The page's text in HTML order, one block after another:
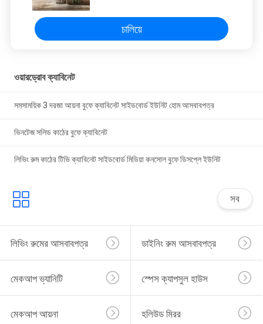
চালিয়ে
ওয়ারড্রোব ক্যাবিনেট
সমসাময়িক 3 দরজা আয়না বুফে ক্যাবিনেট সাইডবোর্ড ইউনিট হোম আসবাবপত্র
ভিনটেজ সলিড কাঠের বুফে ক্যাবিনেট
লিভিং রুম কাঠের টিভি ক্যাবিনেট সাইডবোর্ড মিডিয়া কনসোল বুফে ডিসপ্লে ইউনিট
সব
লিভিং রুমের আসবাবপত্র ডাইনিং রুম আসবাবপত্র
মেকআপ ভ্যানিটি স্পেস ক্যাপসুল হাউস
মেকআপ আয়না হলিউড মিরর